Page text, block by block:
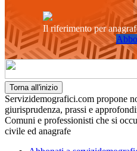
Il riferimento per
Torna all'inizio
Servizidemografici.com propone
giurisprudenza, prassi e
Comuni e professionisti che si
civile ed anagrafe